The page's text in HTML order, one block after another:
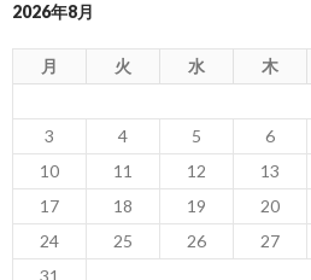
2026年8月
月 火 水 木
3
4 5 6
10
11 12 13
17
18 19 20
24
25 26 27
31